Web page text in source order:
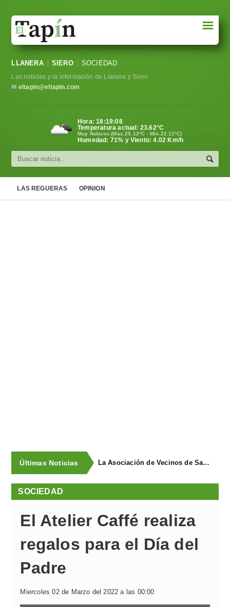
Sociedad
Política
Cultura
☰
LLANERA SIERO SOCIEDAD
Las noticias y la información de Llanera y Siero
✉ eltapin@eltapin.com
Hora:18:19:09
Temperatura actual: 23.62°C
Muy Nuboso (Max.25.12ºC - Min.22.11ºC)
Humedad: 71% y Viento: 4.02 Km/h
LAS REGUERAS OPINION
Últimas Noticias La Asociación de Vecinos de Santa Cruz descubrió los Covarones
SOCIEDAD
El Atelier Caffé realiza
regalos para el Día del
Padre
Miercoles 02 de Marzo del 2022 a las 00:00